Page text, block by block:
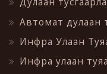
Автомат дулаан
Инфра Улаан
Инфра улаан